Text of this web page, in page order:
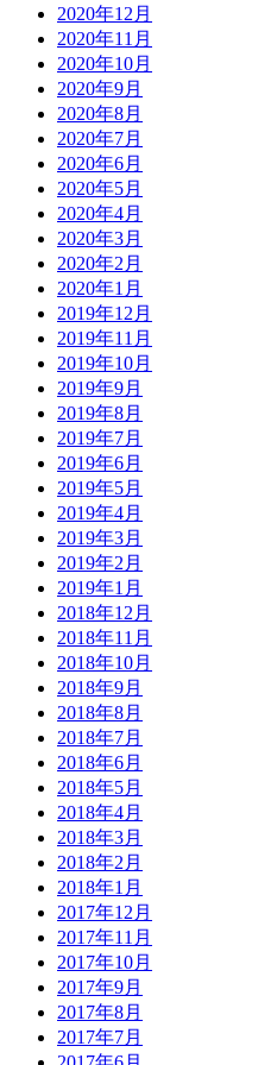
2020年12月
2020年11月
2020年10月
2020年9月
2020年8月
2020年7月
2020年6月
2020年5月
2020年4月
2020年3月
2020年2月
2020年1月
2019年12月
2019年11月
2019年10月
2019年9月
2019年8月
2019年7月
2019年6月
2019年5月
2019年4月
2019年3月
2019年2月
2019年1月
2018年12月
2018年11月
2018年10月
2018年9月
2018年8月
2018年7月
2018年6月
2018年5月
2018年4月
2018年3月
2018年2月
2018年1月
2017年12月
2017年11月
2017年10月
2017年9月
2017年8月
2017年7月